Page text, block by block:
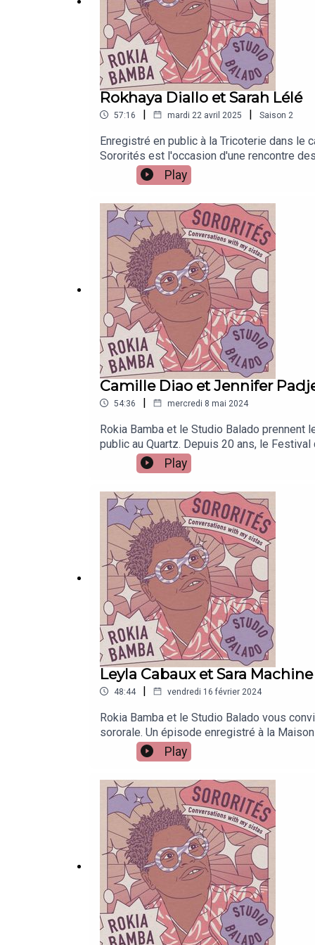
Une production duStudio Balado , Association
Hébergé par Ausha. Visitezausha.co/politique-
Rokhaya Diallo et Sarah Lélé
57:16 | mardi 22 avril 2025 | Saison 2
Enregistré en public à la Tricoterie dans
Sororités est l'occasion d'une rencontre
Lélé.Deux invitées flamboyantes qui
public vibrant, Rokia et ses sistas font
préparée par Chayma HajjiRéalisation :
Barbier et Michel-Ange VintiVidéo : La
Play
Camille Diao et Jennifer
54:36 | mercredi 8 mai 2024
Rokia Bamba et le Studio Balado
public au Quartz. Depuis 20 ans, le
orchestrer les découvertes, susciter
Jennifer Padjemi, deux sistas qui
2024. Sororités, conversations with my
FedermannIllustration : Patrick
Wallonie-Bruxelles International
Padjemi pour la Maison des femmes de
Studio.
Play
Leyla Cabaux et Sara Machine
48:44 | vendredi 16 février 2024
Rokia Bamba et le Studio Balado vous
sororale. Un épisode enregistré à la
Lallemand de Saint-Gilles, une première
cours duquel Rokia évoque avec ses
Livre de Saint-Gilles, le jeudi 11 janvier
originale : David FedermannIllustration :
Balado. ARCHIVE SONORE Leyla Cabaux
ausha.co/politique-de-confidentialite pour
Play